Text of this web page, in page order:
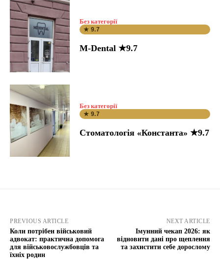
Без категорії
★ 9.7
M-Dental ★9.7
Без категорії
★ 9.7
Стоматологія «Константа» ★9.7
PREVIOUS ARTICLE
Коли потрібен військовий
адвокат: практична допомога
для військовослужбовців та
їхніх родин
NEXT ARTICLE
Імунний чекап 2026: як
відновити дані про щеплення
та захистити себе дорослому